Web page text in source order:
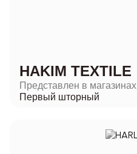
HAKIM TEXTILE
Представлен в магазинах
Первый шторный